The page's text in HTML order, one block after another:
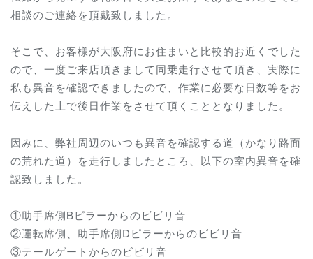
相談のご連絡を頂戴致しました。
そこで、お客様が大阪府にお住まいと比較的お近くでした
ので、一度ご来店頂きまして同乗走行させて頂き、実際に
私も異音を確認できましたので、作業に必要な日数等をお
伝えした上で後日作業をさせて頂くこととなりました。
因みに、弊社周辺のいつも異音を確認する道（かなり路面
の荒れた道）を走行しましたところ、以下の室内異音を確
認致しました。
①助手席側Bピラーからのビビリ音
②運転席側、助手席側Dピラーからのビビリ音
③テールゲートからのビビリ音